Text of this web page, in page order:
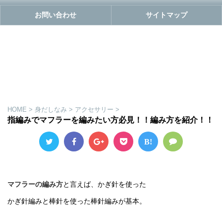
お問い合わせ サイトマップ
HOME > 身だしなみ > アクセサリー >
指編みでマフラーを編みたい方必見！！編み方を紹介！！
B!
マフラーの編み方と言えば、かぎ針を使った
かぎ針編みと棒針を使った棒針編みが基本。